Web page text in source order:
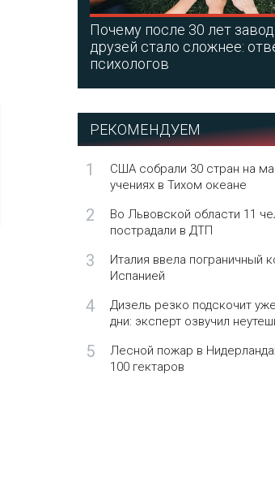
Почему после 30 лет
друзей стало сложнее:
психологов
РЕКОМЕНДУЕМ
1
США собрали 30 стран на
учениях в Тихом океане
2
Во Львовской области 11
пострадали в ДТП
3
Италия ввела пограничный
Испанией
4
Дизель резко подскочит
дни: эксперт озвучил
5
Лесной пожар в
100 гектаров